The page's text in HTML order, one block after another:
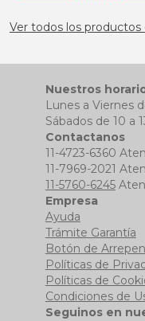
Ver todos los productos
Nuestros
Lunes a Viernes
Sábados de 10 a
Contactanos
11-4723-6360
11-7969-2021
11-5760-6245
Empresa
Ayuda
Trámite Garantía
Botón de
Políticas de
Políticas de
Condiciones de
Seguinos en